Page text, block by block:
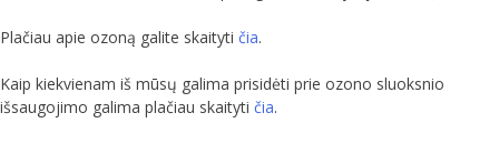
Plačiau apie ozoną galite skaityti čia.
Kaip kiekvienam iš mūsų galima prisidėti prie ozono sluoksnio
išsaugojimo galima plačiau skaityti čia.